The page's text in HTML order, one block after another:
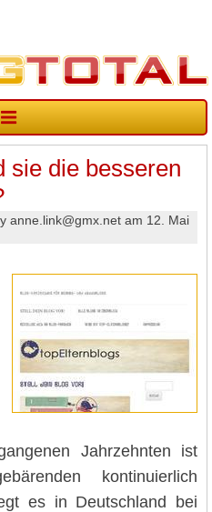
sie die besseren
anne.link@gmx.net am 12. Mai
Jahrzehnten ist
kontinuierlich
es in Deutschland bei